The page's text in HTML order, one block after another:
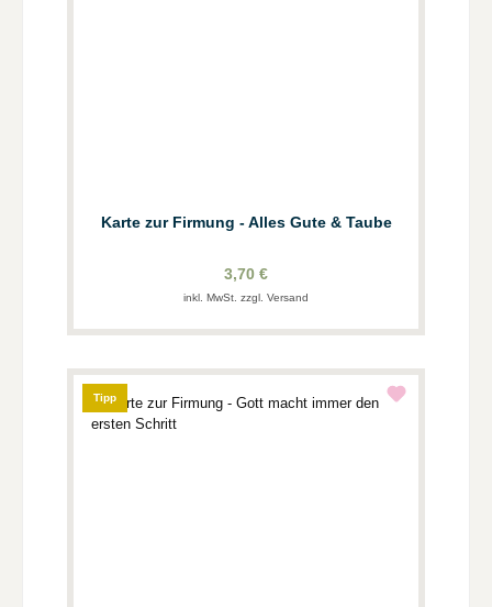
Karte zur Firmung - Alles Gute & Taube
3,70 €
inkl. MwSt. zzgl. Versand
Tipp